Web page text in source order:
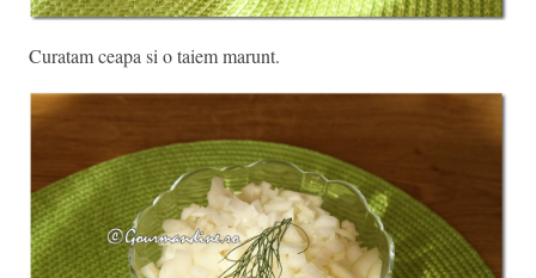
Curatam ceapa si o taiem marunt.